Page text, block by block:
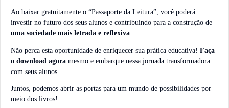
Ao baixar gratuitamente o “Passaporte da Leitura”, você poderá
investir no futuro dos seus alunos e contribuindo para a construção de
uma sociedade mais letrada e reflexiva.
Não perca esta oportunidade de enriquecer sua prática educativa! Faça
o download agora mesmo e embarque nessa jornada transformadora
com seus alunos.
Juntos, podemos abrir as portas para um mundo de possibilidades por
meio dos livros!